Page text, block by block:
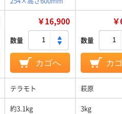
￥16,900
数量
カゴへ
数量
カ
テラモト 萩原
約3.1kg 3kg